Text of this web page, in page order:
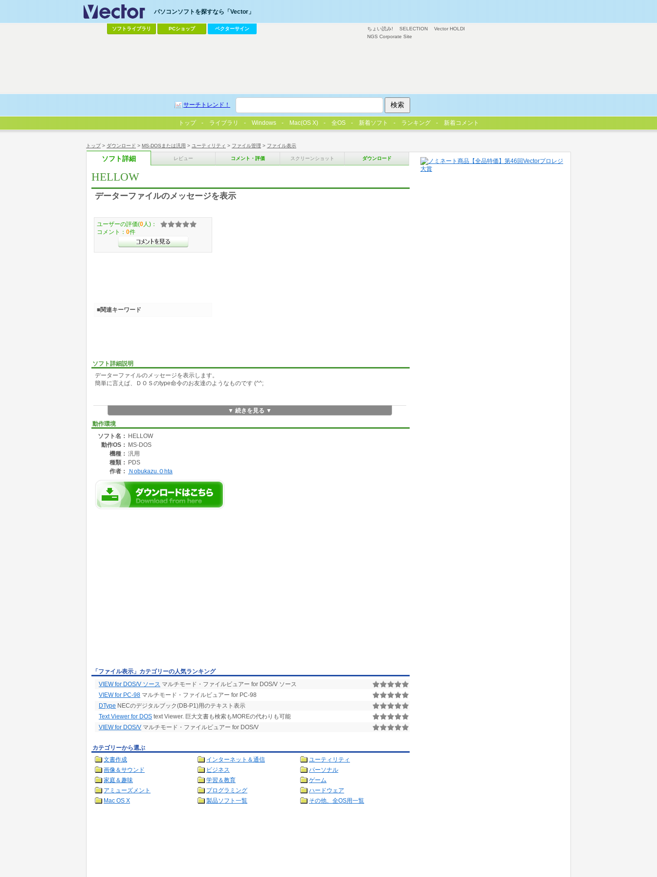
トップ> ダウンロード > MS-DOSまたは汎用 > ユーティリティ > ファイル管理 > ファイル表示
ソフト詳細 レビュー コメント・評価 スクリーンショット ダウンロード
HELLOW
データーファイルのメッセージを表示
ソフト詳細説明
データーファイルのメッセージを表示します。
簡単に言えば、ＤＯＳのtype命令のお友達のようなものです (^^;
▼ 続きを見る ▼
動作環境
ソフト名： HELLOW
動作OS： MS-DOS
機種： 汎用
種類： PDS
作者：
Ｎobukazu.Ｏhta
ユーザーの評価(0 人)：
コメント： 0件
■関連キーワード
「ファイル表示」カテゴリーの人気ランキング
VIEW for DOS/V ソース マルチモード・ファイルビュアー for DOS/V ソース
VIEW for PC-98 マルチモード・ファイルビュアー for PC-98
DType NECのデジタルブック(DB-P1)用のテキスト表示
Text Viewer for DOS text Viewer. 巨大文書も検索もMOREの代わりも可能
VIEW for DOS/V マルチモード・ファイルビュアー for DOS/V
カテゴリーから選ぶ
文書作成
インターネット＆通信
ユーティリティ
画像＆サウンド
ビジネス
パーソナル
家庭＆趣味
学習＆教育
ゲーム
アミューズメント
プログラミング
ハードウェア
Mac OS X
製品ソフト一覧 その他、全OS用一覧
ちょい読み! SELECTION
Vector HOLDI
NGS Corporate Site
パソコンソフトを探すなら「Vector」
ソフトライブラリ PCショップ ベクターサイン
サーチトレンド！
トップ ライブラリ Windows Mac(OS X) 全OS 新着ソフト ランキング 新着コメント